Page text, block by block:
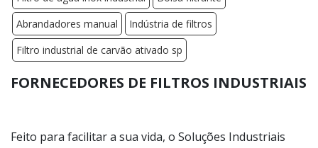
Abrandadores manual
Indústria de filtros
Filtro industrial de carvão ativado sp
FORNECEDORES DE FILTROS INDUSTRIAIS
Feito para facilitar a sua vida, o Soluções Industriais